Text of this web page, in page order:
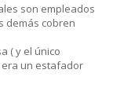
son empleados
demás cobren
( y el único
un estafador